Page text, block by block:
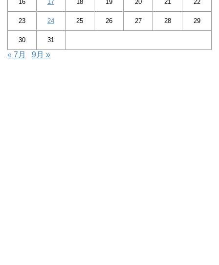
16 17 18 19 20 21 22
23 24 25 26 27 28 29
30 31
« 7月 9月 »